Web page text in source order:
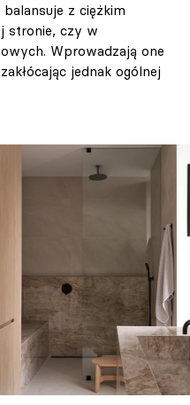
z ciężkim
stronie, czy w
Wprowadzają one
jednak ogólnej